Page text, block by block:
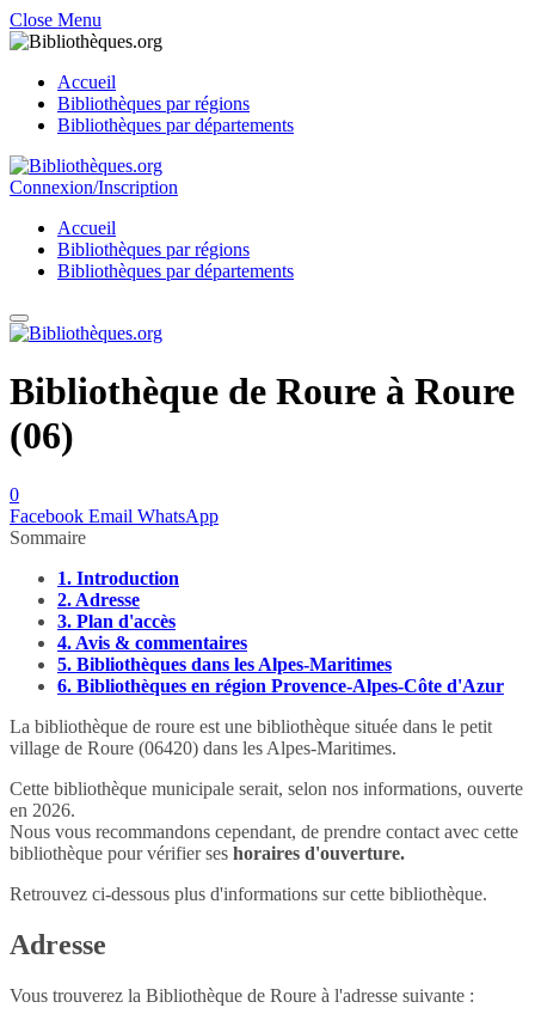
Close Menu
Accueil
Bibliothèques par régions
Bibliothèques par départements
Connexion/Inscription
Accueil
Bibliothèques par régions
Bibliothèques par départements
Bibliothèque de Roure à Roure
(06)
0
Facebook Email WhatsApp
Sommaire
1. Introduction
2. Adresse
3. Plan d'accès
4. Avis & commentaires
5. Bibliothèques dans les Alpes-Maritimes
6. Bibliothèques en région Provence-Alpes-Côte d'Azur
La bibliothèque de roure est une bibliothèque située dans le petit
village de Roure (06420) dans les Alpes-Maritimes.
Cette bibliothèque municipale serait, selon nos informations, ouverte
en 2026.
Nous vous recommandons cependant, de prendre contact avec cette
bibliothèque pour vérifier ses horaires d'ouverture.
Retrouvez ci-dessous plus d'informations sur cette bibliothèque.
Adresse
Vous trouverez la Bibliothèque de Roure à l'adresse suivante :